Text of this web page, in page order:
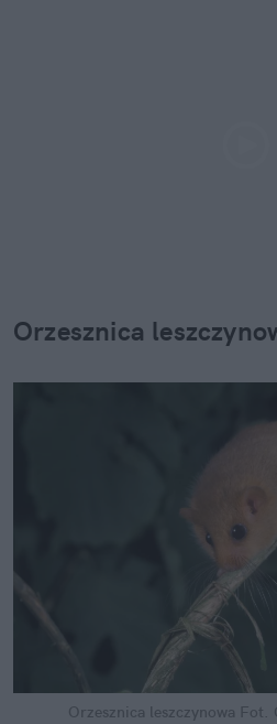
Orzesznica
Orzesznica leszczynowa Fot.